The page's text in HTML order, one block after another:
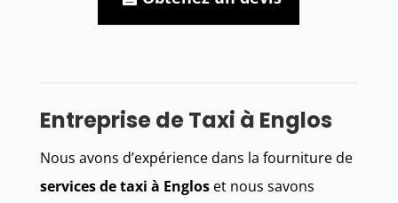
Entreprise de Taxi à Englos
Nous avons d’expérience dans la fourniture de
services de taxi à Engloset nous savons